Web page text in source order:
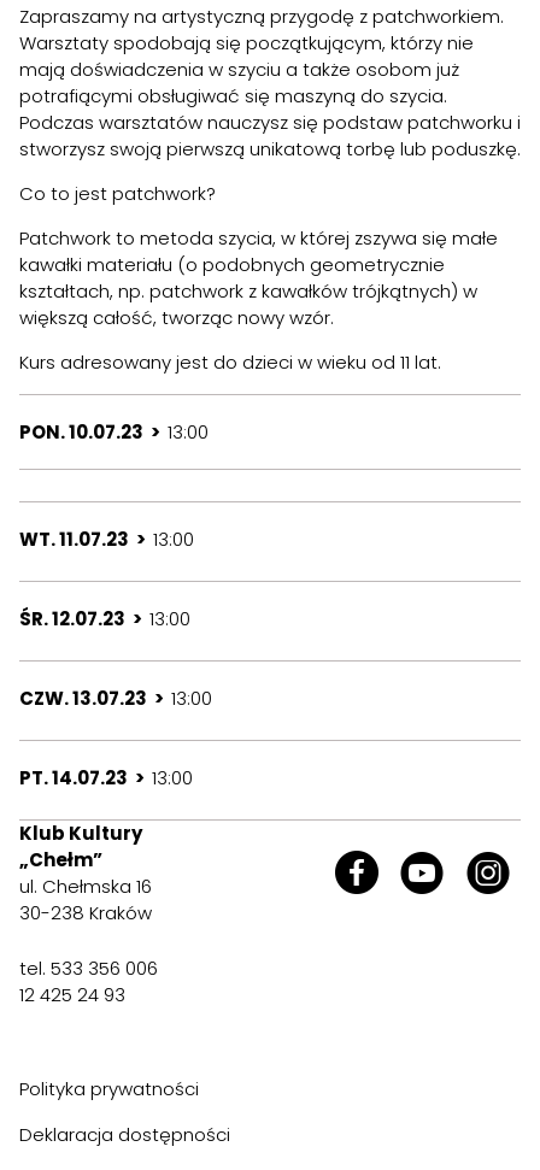
Zapraszamy na artystyczną przygodę z patchworkiem.
Warsztaty spodobają się początkującym, którzy nie
mają doświadczenia w szyciu a także osobom już
potrafiącymi obsługiwać się maszyną do szycia.
Podczas warsztatów nauczysz się podstaw patchworku i
stworzysz swoją pierwszą unikatową torbę lub poduszkę.
Co to jest patchwork?
Patchwork to metoda szycia, w której zszywa się małe
kawałki materiału (o podobnych geometrycznie
kształtach, np. patchwork z kawałków trójkątnych) w
większą całość, tworząc nowy wzór.
Kurs adresowany jest do dzieci w wieku od 11 lat.
PON. 10.07.23 > 13:00
WT. 11.07.23 > 13:00
ŚR. 12.07.23 > 13:00
CZW. 13.07.23 > 13:00
PT. 14.07.23 > 13:00
Klub Kultury
„Chełm”
ul. Chełmska 16
30-238 Kraków
tel. 533 356 006
12 425 24 93
Polityka prywatności
Deklaracja dostępności